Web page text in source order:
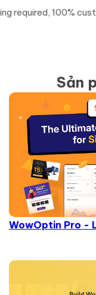
required, 100%
Sản
WowOptin Pro -